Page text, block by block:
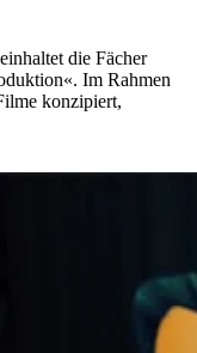
die Fächer
Im Rahmen
konzipiert,